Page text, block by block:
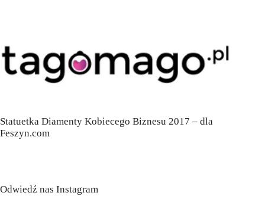
Statuetka Diamenty Kobiecego Biznesu 2017 – dla
Feszyn.com
Odwiedź nas Instagram